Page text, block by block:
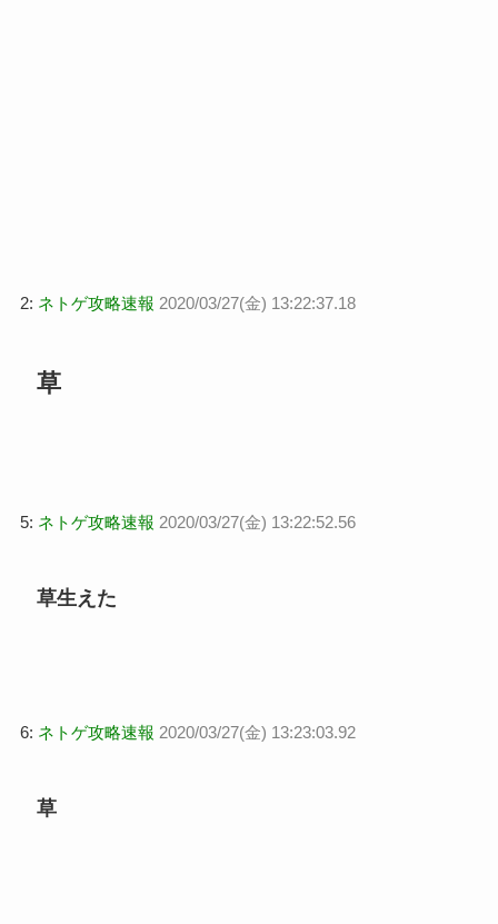
2: ネトゲ攻略速報 2020/03/27(金) 13:22:37.18
草
5: ネトゲ攻略速報 2020/03/27(金) 13:22:52.56
草生えた
6: ネトゲ攻略速報 2020/03/27(金) 13:23:03.92
草